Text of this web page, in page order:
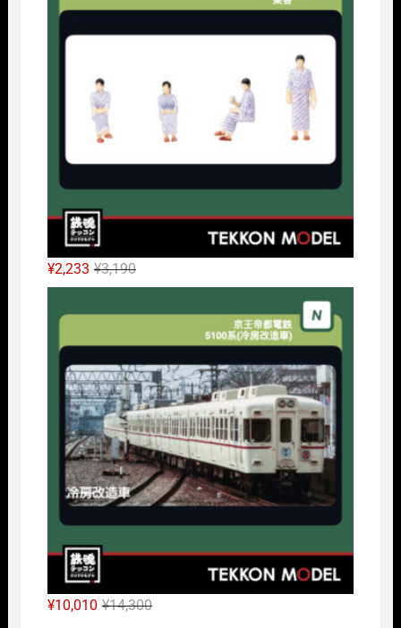
¥3,850
た。
は
す。
¥3,190元
の
価
¥3,190
で
し
た。
¥2,233
現
在
の
は
¥2,233
で
す。
¥14,300元
¥10,010
現